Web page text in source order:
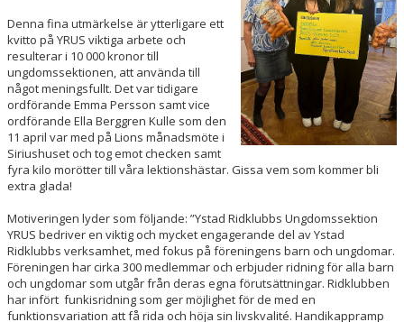
SPONSORER OCH SAMARBETSPARTNERS
STÖDMEDLEM
KLÄDKOLLEKTION
KALAS YRUS X PINCHOS
KÄPPAHÄSTEN GRAND PRIX
JULSHOW
SCHEMA YRUS AKTIVITETER
MEDLEMSSKÅP
Denna fina utmärkelse är ytterligare ett
kvitto på YRUS viktiga arbete och
resulterar i 10 000 kronor till
ungdomssektionen, att använda till
något meningsfullt. Det var tidigare
ordförande Emma Persson samt vice
ordförande Ella Berggren Kulle som den
11 april var med på Lions månadsmöte i
Siriushuset och tog emot checken samt
fyra kilo morötter till våra lektionshästar. Gissa vem som kommer bli
extra glada!
Motiveringen lyder som följande: ”Ystad Ridklubbs Ungdomssektion
YRUS bedriver en viktig och mycket engagerande del av Ystad
Ridklubbs verksamhet, med fokus på föreningens barn och ungdomar.
Föreningen har cirka 300 medlemmar och erbjuder ridning för alla barn
och ungdomar som utgår från deras egna förutsättningar. Ridklubben
har infört funkisridning som ger möjlighet för de med en
funktionsvariation att få rida och höja sin livskvalité. Handikappramp